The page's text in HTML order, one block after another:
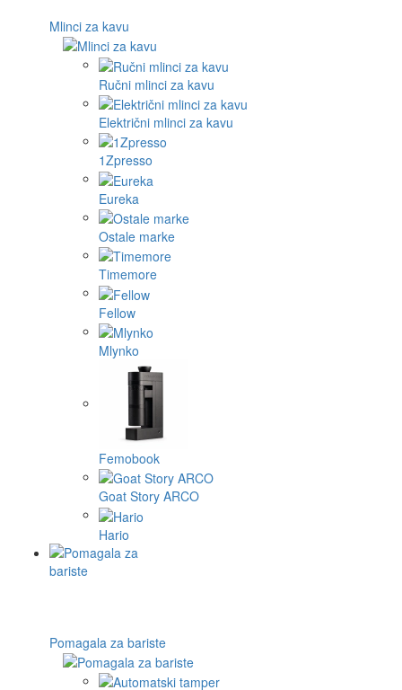
Mlinci za kavu
Ručni mlinci za kavu
Električni mlinci za kavu
1Zpresso
Eureka
Ostale marke
Timemore
Fellow
Mlynko
Femobook
Goat Story ARCO
Hario
Pomagala za bariste